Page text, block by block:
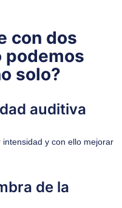
con dos
podemos
solo?
auditiva
y con ello mejorar
de la